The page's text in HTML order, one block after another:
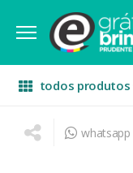
todos produtos
escritório whatsapp